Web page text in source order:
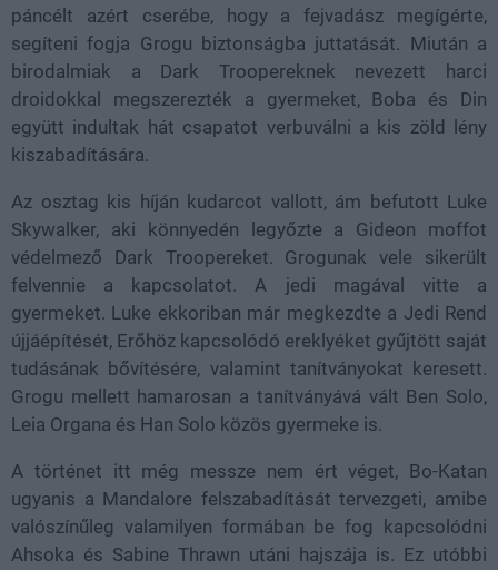
páncélt azért cserébe, hogy a fejvadász megígérte,
segíteni fogja Grogu biztonságba juttatását. Miután a
birodalmiak a Dark Troopereknek nevezett harci
droidokkal megszerezték a gyermeket, Boba és Din
együtt indultak hát csapatot verbuválni a kis zöld lény
kiszabadítására.
Az osztag kis híján kudarcot vallott, ám befutott Luke
Skywalker, aki könnyedén legyőzte a Gideon moffot
védelmező Dark Troopereket. Grogunak vele sikerült
felvennie a kapcsolatot. A jedi magával vitte a
gyermeket. Luke ekkoriban már megkezdte a Jedi Rend
újjáépítését, Erőhöz kapcsolódó ereklyéket gyűjtött saját
tudásának bővítésére, valamint tanítványokat keresett.
Grogu mellett hamarosan a tanítványává vált Ben Solo,
Leia Organa és Han Solo közös gyermeke is.
A történet itt még messze nem ért véget, Bo-Katan
ugyanis a Mandalore felszabadítását tervezgeti, amibe
valószínűleg valamilyen formában be fog kapcsolódni
Ahsoka és Sabine Thrawn utáni hajszája is. Ez utóbbi